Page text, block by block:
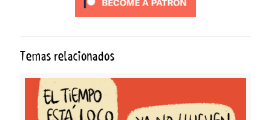
Temas relacionados